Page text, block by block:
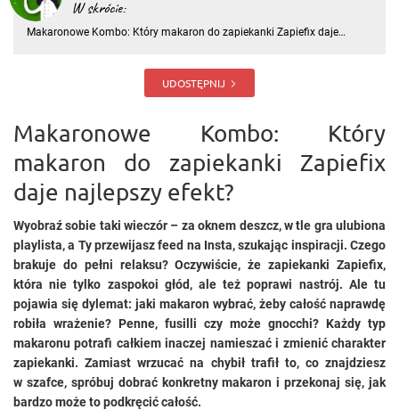
W skrócie:
Makaronowe Kombo: Który makaron do zapiekanki Zapiefix daje
inspiracji. Czego brakuje do pełni relaksu? Oczywiście, że za
UDOSTĘPNIJ
Makaronowe Kombo: Który
makaron do zapiekanki Zapiefix
daje najlepszy efekt?
Wyobraź sobie taki wieczór – za oknem deszcz, w tle gra ulubiona
playlista, a Ty przewijasz feed na Insta, szukając inspiracji. Czego
brakuje do pełni relaksu? Oczywiście, że zapiekanki Zapiefix,
która nie tylko zaspokoi głód, ale też poprawi nastrój. Ale tu
pojawia się dylemat: jaki makaron wybrać, żeby całość naprawdę
robiła wrażenie? Penne, fusilli czy może gnocchi? Każdy typ
makaronu potrafi całkiem inaczej namieszać i zmienić charakter
zapiekanki. Zamiast wrzucać na chybił trafił to, co znajdziesz
w szafce, spróbuj dobrać konkretny makaron i przekonaj się, jak
bardzo może to podkręcić całość.